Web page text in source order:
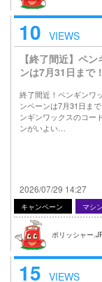
10 VIEWS
【終了間近】ペ
ンは7月31日まで！
終了間近！ペンギンワ
ンペーンは7月31日ま
ンギンワックスのコー
ンがいよい…
2026/07/29 14:27
キャンペーン マシン
ポリッシャー
15 VIEWS